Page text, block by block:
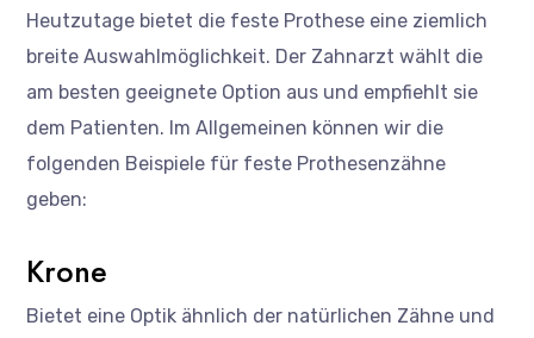
Heutzutage bietet die feste Prothese eine ziemlich
breite Auswahlmöglichkeit. Der Zahnarzt wählt die
am besten geeignete Option aus und empfiehlt sie
dem Patienten. Im Allgemeinen können wir die
folgenden Beispiele für feste Prothesenzähne
geben:
Krone
Bietet eine Optik ähnlich der natürlichen Zähne und